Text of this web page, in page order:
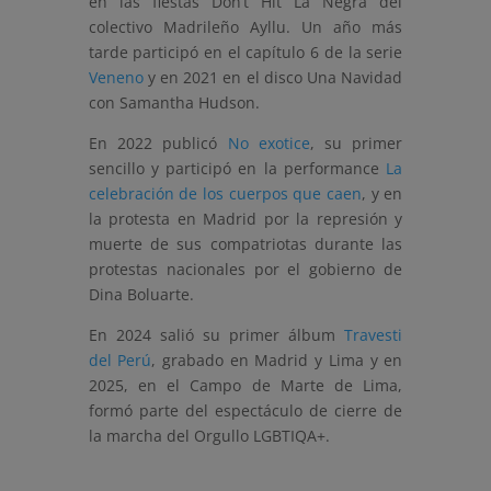
colectivo Madrileño Ayllu. Un año más
tarde participó en el capítulo 6 de la serie
Venenoy en 2021 en el disco Una Navidad
con Samantha Hudson.
En 2022 publicó No exotice, su primer
sencillo y participó en la performance La
celebración de los cuerpos que caen, y en
la protesta en Madrid por la represión y
muerte de sus compatriotas durante las
protestas nacionales por el gobierno de
Dina Boluarte.
En 2024 salió su primer álbumTravesti
del Perú, grabado en Madrid y Lima y en
2025, en el Campo de Marte de Lima,
formó parte del espectáculo de cierre de
la marcha del Orgullo LGBTIQA+.